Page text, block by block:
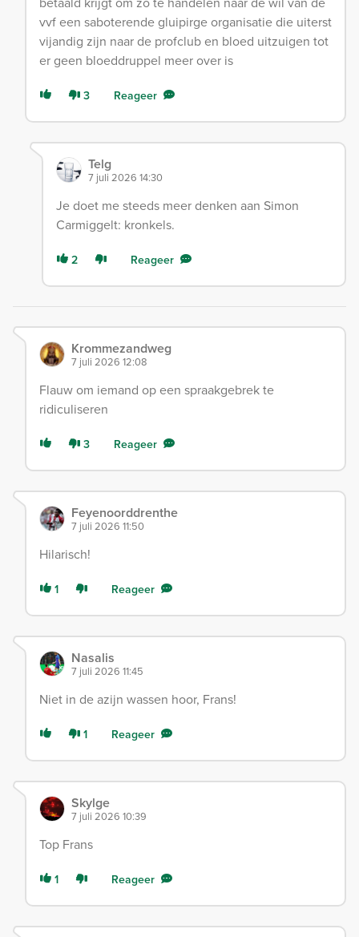
vvf een saboterende gluipirge organisatie die uiterst
vijandig zijn naar de profclub en bloed uitzuigen tot
er geen bloeddruppel meer over is
3 Reageer
Telg
7 juli 2026 14:30
Je doet me steeds meer denken aan Simon
Carmiggelt: kronkels.
2 Reageer
Krommezandweg
7 juli 2026 12:08
Flauw om iemand op een spraakgebrek te
ridiculiseren
3 Reageer
Feyenoorddrenthe
7 juli 2026 11:50
Hilarisch!
1 Reageer
Nasalis
7 juli 2026 11:45
Niet in de azijn wassen hoor, Frans!
1 Reageer
Skylge
7 juli 2026 10:39
Top Frans
1 Reageer